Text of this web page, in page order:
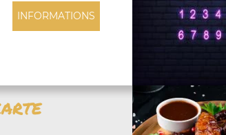
INFORMATIONS